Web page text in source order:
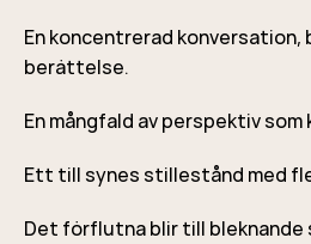
En koncentrerad
berättelse.
En mångfald av perspektiv
Ett till synes stillestånd med
Det förflutna blir till bleknande